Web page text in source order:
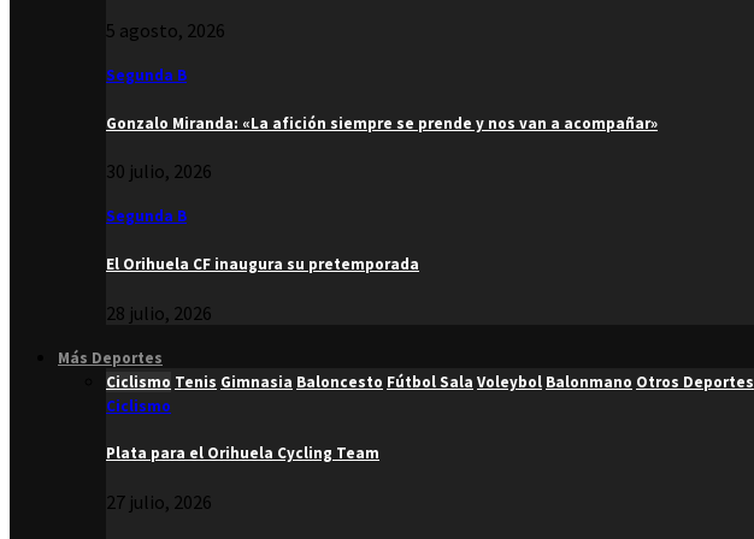
5 agosto, 2026
Segunda B
Gonzalo Miranda: «La afición siempre se prende y nos van a acompañar»
30 julio, 2026
Segunda B
El Orihuela CF inaugura su pretemporada
28 julio, 2026
Más Deportes
Ciclismo Tenis Gimnasia Baloncesto Fútbol Sala Voleybol Balonmano Otros Deportes
Ciclismo
Plata para el Orihuela Cycling Team
27 julio, 2026